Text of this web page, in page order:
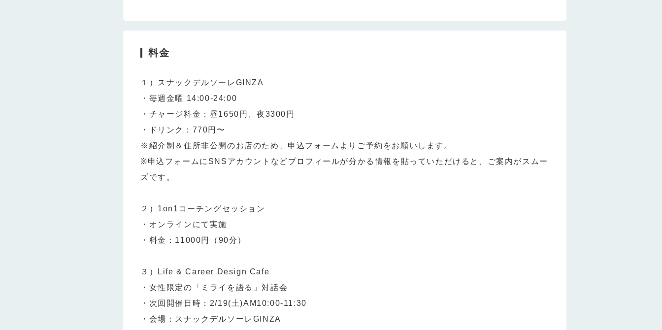
料金
１）スナックデルソーレGINZA
・毎週金曜 14:00-24:00
・チャージ料金：昼1650円、夜3300円
・ドリンク：770円〜
※紹介制＆住所非公開のお店のため、申込フォームよりご予約をお願いします。
※申込フォームにSNSアカウントなどプロフィールが分かる情報を貼っていただけると、ご案内がスムー
ズです。
２）1on1コーチングセッション
・オンラインにて実施
・料金：11000円（90分）
３）Life & Career Design Cafe
・女性限定の「ミライを語る」対話会
・次回開催日時：2/19(土)AM10:00-11:30
・会場：スナックデルソーレGINZA